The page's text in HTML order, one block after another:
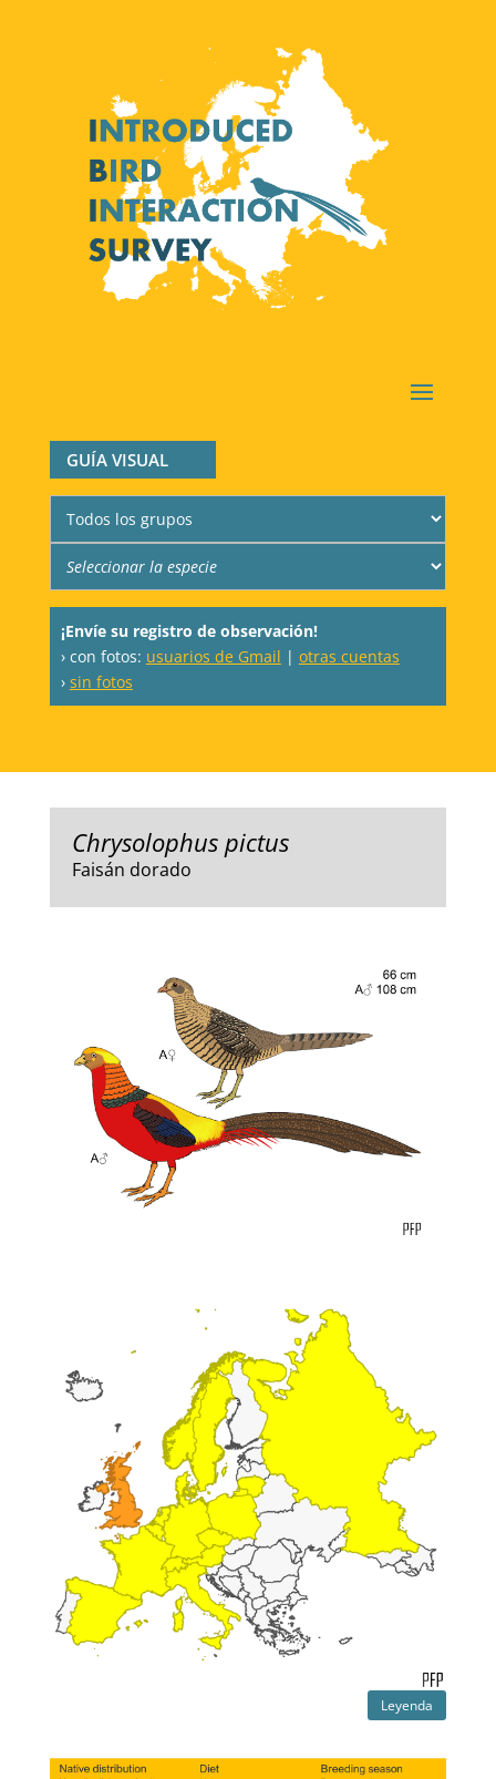
GUÍA VISUAL
¡Envíe su registro de observación!
› con fotos: usuarios de Gmail | otras cuentas
› sin fotos
Chrysolophus pictus
Faisán dorado
Leyenda